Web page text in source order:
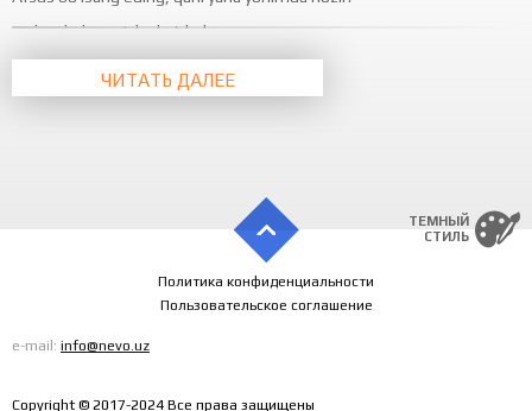
O’sha shahar, o’sha ko’chalar,
Kutaveraman seni har yil,
Kelganida yana u aprel,
Afsus bo’lsang eding, qani yana yonimda hozir.
Mana bugun yana yog’moqda u bahorgi yomg’ir.
Afsus, sen esa yo’q, yo’qsan jonim yonimda hozir.
Mana bu tun yana yog’moqda u yoqimli yomg’ir,
Afsus bo’lsang eding, qani yana yonimda hozir.
ЧИТАТЬ ДАЛЕЕ
ТЕМНЫЙ
СТИЛЬ
Политика конфиденциальности
Пользовательское соглашение
e-mail: info@nevo.uz
Copyright © 2017-2024 Все права защищены